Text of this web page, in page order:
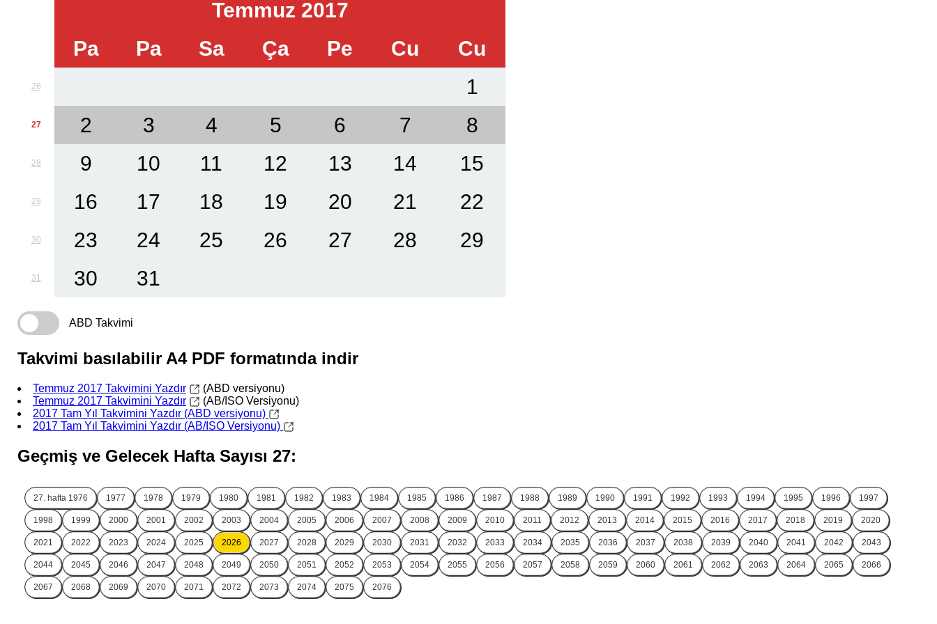
Temmuz 2017
Pa
Pa Sa Ça Pe Cu Cu
26 1
27 2 3 4 5 6 7 8
28 9 10 11 12 13 14 15
29 16 17 18 19 20 21 22
30 23 24 25 26 27 28 29
31 30 31
ABD Takvimi
Takvimi basılabilir A4 PDF formatında indir
Temmuz 2017 Takvimini Yazdır
(ABD versiyonu)
Temmuz 2017 Takvimini Yazdır
(AB/ISO Versiyonu)
2017 Tam Yıl Takvimini Yazdır (ABD versiyonu)
2017 Tam Yıl Takvimini Yazdır (AB/ISO Versiyonu)
Geçmiş ve Gelecek Hafta Sayısı 27:
27. hafta 1976 1977 1978 1979 1980 1981 1982 1983 1984 1985 1986 1987 1988 1989 1990 1991 1992 1993 1994 1995 1996 1997
1998 1999 2000 2001 2002 2003 2004 2005 2006 2007 2008 2009 2010 2011 2012 2013 2014 2015 2016 2017 2018 2019 2020
2021 2022 2023 2024 2025 2026 2027 2028 2029 2030 2031 2032 2033 2034 2035 2036 2037 2038 2039 2040 2041 2042 2043
2044 2045 2046 2047 2048 2049 2050 2051 2052 2053 2054 2055 2056 2057 2058 2059 2060 2061 2062 2063 2064 2065 2066
2067 2068 2069 2070 2071 2072 2073 2074 2075 2076